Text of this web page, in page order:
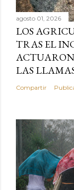
agosto 01, 2026
LOS
TRAS EL
ACTUARON
LAS
Compartir